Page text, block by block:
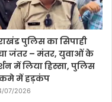
पुलिस का सिपाही
जंतर – मंतर, युवाओं के
में लिया हिस्सा, पुलिस
में हड़कंप
07/2026